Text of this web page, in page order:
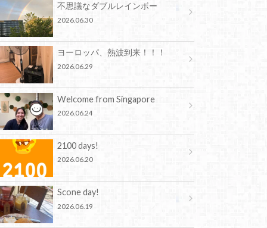
不思議なダブルレインボー
2026.06.30
ヨーロッパ、熱波到来！！！
2026.06.29
Welcome from Singapore
2026.06.24
2100 days!
2026.06.20
Scone day!
2026.06.19